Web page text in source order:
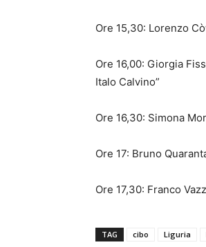
Ore 15,30: Lorenzo
Ore 16,00: Giorgia
Italo Calvino”
Ore 16,30: Simona
Ore 17: Bruno
Ore 17,30: Franco
TAG cibo Liguria